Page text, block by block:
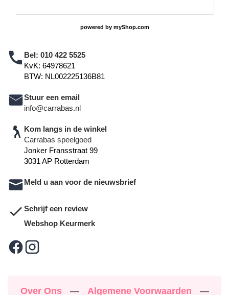
powered by myShop.com
Bel: 010 422 5525
KvK: 64978621
BTW: NL002225136B81
Stuur een email
info@carrabas.nl
Kom langs in de winkel
Carrabas speelgoed
Jonker Fransstraat 99
3031 AP Rotterdam
Meld u aan voor de nieuwsbrief
Schrijf een review
Webshop Keurmerk
Over Ons — Algemene Voorwaarden —